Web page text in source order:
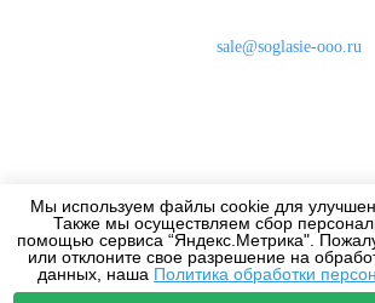
Мы используем файлы cookie для
Также мы осуществляем сбор
помощью сервиса “Яндекс.Метрика".
или отклоните свое разрешение на
данных, наша Политика обработки
sale@soglasie-ooo.ru
Дизайнерам